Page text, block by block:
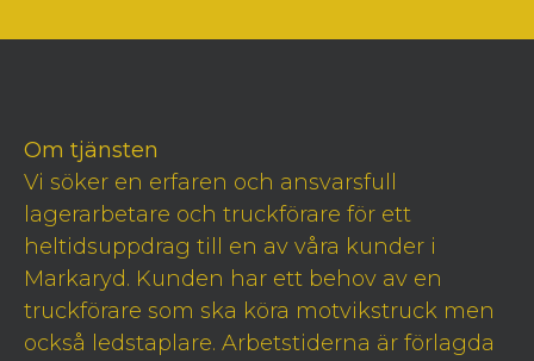
Om tjänsten
Vi söker en erfaren och ansvarsfull
lagerarbetare och truckförare för ett
heltidsuppdrag till en av våra kunder i
Markaryd. Kunden har ett behov av en
truckförare som ska köra motvikstruck men
också ledstaplare. Arbetstiderna är förlagda